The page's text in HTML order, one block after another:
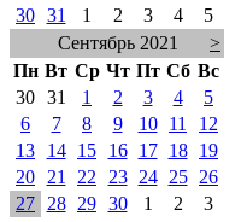
30 31 1 2 3 4
5
Сентябрь 2021
>
Пн Вт Ср Чт Пт Сб Вс
30 31 1 2 3 4
5
6
7 8 9 10 11
12
13
14 15 16 17 18
19
20
21 22 23 24 25
26
27
28 29 30 1 2
3